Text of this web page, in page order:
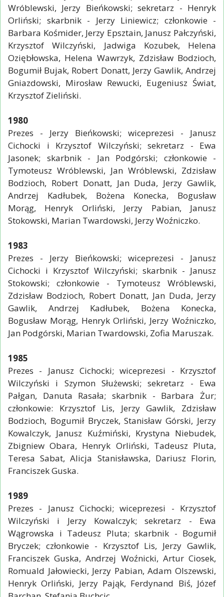
Wróblewski, Jerzy Bieńkowski; sekretarz - Henryk
Orliński; skarbnik - Jerzy Liniewicz; członkowie -
Barbara Kośmider, Jerzy Epsztain, Janusz Pałczyński,
Krzysztof Wilczyński, Jadwiga Kozubek, Helena
Oziębłowska, Helena Wawrzyk, Zdzisław Bodzioch,
Bogumił Bujak, Robert Donatt, Jerzy Gawlik, Andrzej
Gniazdowski, Mirosław Rewucki, Eugeniusz Świat,
Krzysztof Zieliński.
1980
Prezes - Jerzy Bieńkowski; wiceprezesi - Janusz
Cichocki i Krzysztof Wilczyński; sekretarz - Ewa
Jasonek; skarbnik - Jan Podgórski; członkowie -
Tymoteusz Wróblewski, Jan Wróblewski, Zdzisław
Bodzioch, Robert Donatt, Jan Duda, Jerzy Gawlik,
Andrzej Kadłubek, Bożena Konecka, Bogusław
Morąg, Henryk Orliński, Jerzy Pabian, Janusz
Stokowski, Marian Twardowski, Jerzy Woźniczko.
1983
Prezes - Jerzy Bieńkowski; wiceprezesi - Janusz
Cichocki i Krzysztof Wilczyński; skarbnik - Janusz
Stokowski; członkowie - Tymoteusz Wróblewski,
Zdzisław Bodzioch, Robert Donatt, Jan Duda, Jerzy
Gawlik, Andrzej Kadłubek, Bożena Konecka,
Bogusław Morąg, Henryk Orliński, Jerzy Woźniczko,
Jan Podgórski, Marian Twardowski, Zofia Maruszak.
1985
Prezes - Janusz Cichocki; wiceprezesi - Krzysztof
Wilczyński i Szymon Służewski; sekretarz - Ewa
Pałgan, Danuta Rasała; skarbnik - Barbara Żur;
członkowie: Krzysztof Lis, Jerzy Gawlik, Zdzisław
Bodzioch, Bogumił Bryczek, Stanisław Górski, Jerzy
Kowalczyk, Janusz Kuźmiński, Krystyna Niebudek,
Zbigniew Obara, Henryk Orliński, Tadeusz Pluta,
Teresa Sabat, Alicja Stanisławska, Dariusz Florin,
Franciszek Guska.
1989
Prezes - Janusz Cichocki; wiceprezesi - Krzysztof
Wilczyński i Jerzy Kowalczyk; sekretarz - Ewa
Wągrowska i Tadeusz Pluta; skarbnik - Bogumił
Bryczek; członkowie - Krzysztof Lis, Jerzy Gawlik,
Franciszek Guska, Andrzej Woźnicki, Artur Ciosek,
Romuald Jałowiecki, Jerzy Pabian, Adam Olszewski,
Henryk Orliński, Jerzy Pająk, Ferdynand Biś, Józef